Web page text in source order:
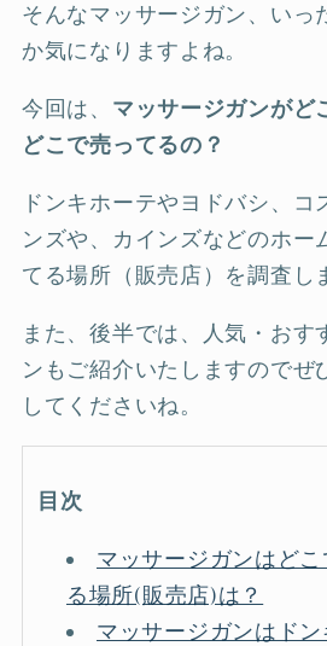
そんなマッサージガン、いっ
か気になりますよね。
今回は、 マッサージガンがど
どこで売ってるの？
ドンキホーテやヨドバシ、コ
ンズや、カインズなどのホ
てる場所（販売店）を調査し
また、後半では、人気・おす
ンもご紹介いたしますのでぜ
してくださいね。
目次
マッサージガンはど
る場所(販売店)は？
マッサージガンはド